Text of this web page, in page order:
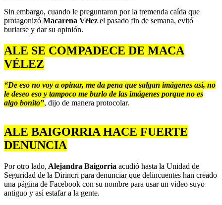
Sin embargo, cuando le preguntaron por la tremenda caída que
protagonizó Macarena Vélez el pasado fin de semana, evitó
burlarse y dar su opinión.
ALE SE COMPADECE DE MACA
VÉLEZ
“De eso no voy a opinar, me da pena que salgan imágenes así, no
le deseo eso y tampoco me burlo de las imágenes porque no es
algo bonito”, dijo de manera protocolar.
ALE BAIGORRIA HACE FUERTE
DENUNCIA
Por otro lado, Alejandra Baigorria acudió hasta la Unidad de
Seguridad de la Dirincri para denunciar que delincuentes han creado
una página de Facebook con su nombre para usar un video suyo
antiguo y así estafar a la gente.